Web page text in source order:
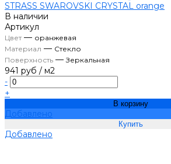
STRASS SWAROVSKI CRYSTAL orange
В наличии
Артикул
Цвет— оранжевая
Материал — Стекло
Поверхность —Зеркальная
941 руб / м2
-
+
В корзину
Добавлено
Добавлено